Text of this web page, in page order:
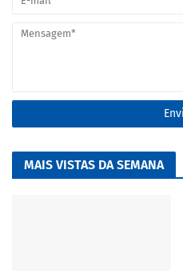
MAIS VISTAS DA SEMANA